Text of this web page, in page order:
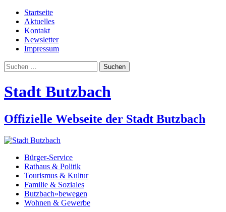
Startseite
Aktuelles
Kontakt
Newsletter
Impressum
Suchen
nach:
Stadt Butzbach
Offizielle Webseite der Stadt Butzbach
Bürger-Service
Rathaus & Politik
Tourismus & Kultur
Familie & Soziales
Butzbach»bewegen
Wohnen & Gewerbe